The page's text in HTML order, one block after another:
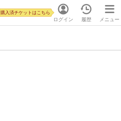
ログイン
購入済チケットはこちら
履歴 メニュー